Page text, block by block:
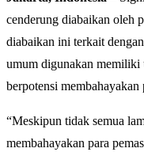
cenderung diabaikan oleh
diabaikan ini terkait
umum digunakan memiliki
berpotensi membahayakan
“Meskipun tidak semua
membahayakan para